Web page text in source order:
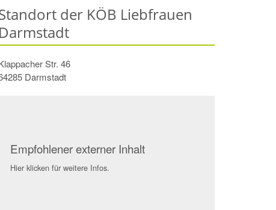
der KÖB Liebfrauen
Darmstadt
Str. 46
Darmstadt
Empfohlener externer Inhalt
Hier klicken für weitere Infos.